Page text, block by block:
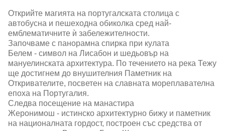
Открийте магията на португалската столица с
автобусна и пешеходна обиколка сред най-
емблематичните ѝ забележителности.
Започваме с панорамна спирка при кулата
Белем - символ на Лисабон и шедьовър на
мануелинската архитектура. По течението на река Тежу
ще достигнем до внушителния Паметник на
Откривателите, посветен на славната мореплавателна
епоха на Португалия.
Следва посещение на манастира
Жеронимош - истинско архитектурно бижу и паметник
на националната гордост, построен със средства от